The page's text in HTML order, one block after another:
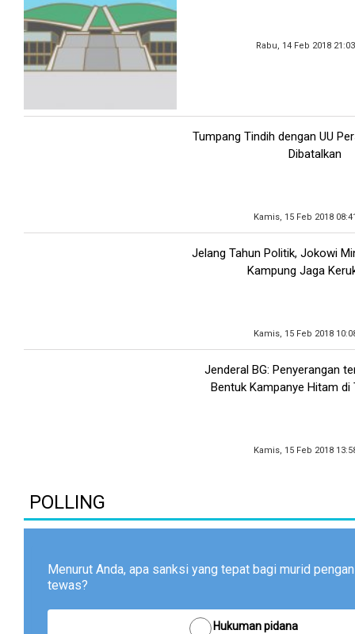
Rabu, 14 Feb 2018
Tumpang Tindih dengan UU
Dibatalkan
Kamis, 15 Feb 2018
Jelang Tahun Politik, Jokowi
Kampung Jaga
Kamis, 15 Feb 2018
Jenderal BG: Penyerangan
Bentuk Kampanye Hitam di
Kamis, 15 Feb 2018
POLLING
Menurut Anda, apa sanksi yang tepat bagi murid
tewas?
Hukuman pidana